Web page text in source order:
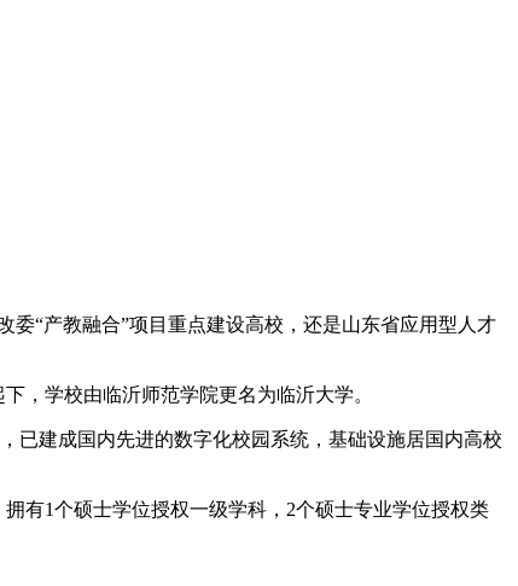
委“产教融合”项目重点建设高校，还是山东省应用型人才
，学校由临沂师范学院更名为临沂大学。
已建成国内先进的数字化校园系统，基础设施居国内高校
有1个硕士学位授权一级学科，2个硕士专业学位授权类